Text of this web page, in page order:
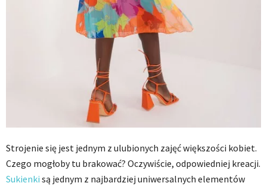
Strojenie się jest jednym z ulubionych zajęć większości kobiet.
Czego mogłoby tu brakować? Oczywiście, odpowiedniej kreacji.
Sukienki są jednym z najbardziej uniwersalnych elementów